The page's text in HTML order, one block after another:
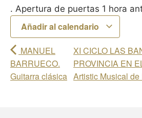
. Apertura de puertas 1 hora
Añadir al calendario
MANUEL
BARRUECO.
Guitarra clásica
XI CICLO LAS
PROVINCIA EN
Artistic Musical